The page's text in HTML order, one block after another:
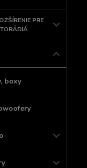
PRE
boxy